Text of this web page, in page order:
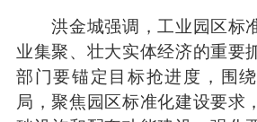
洪金城强调，工业园区标
业集聚、壮大实体经济的重要
部门要锚定目标抢进度，围
局，聚焦园区标准化建设要求